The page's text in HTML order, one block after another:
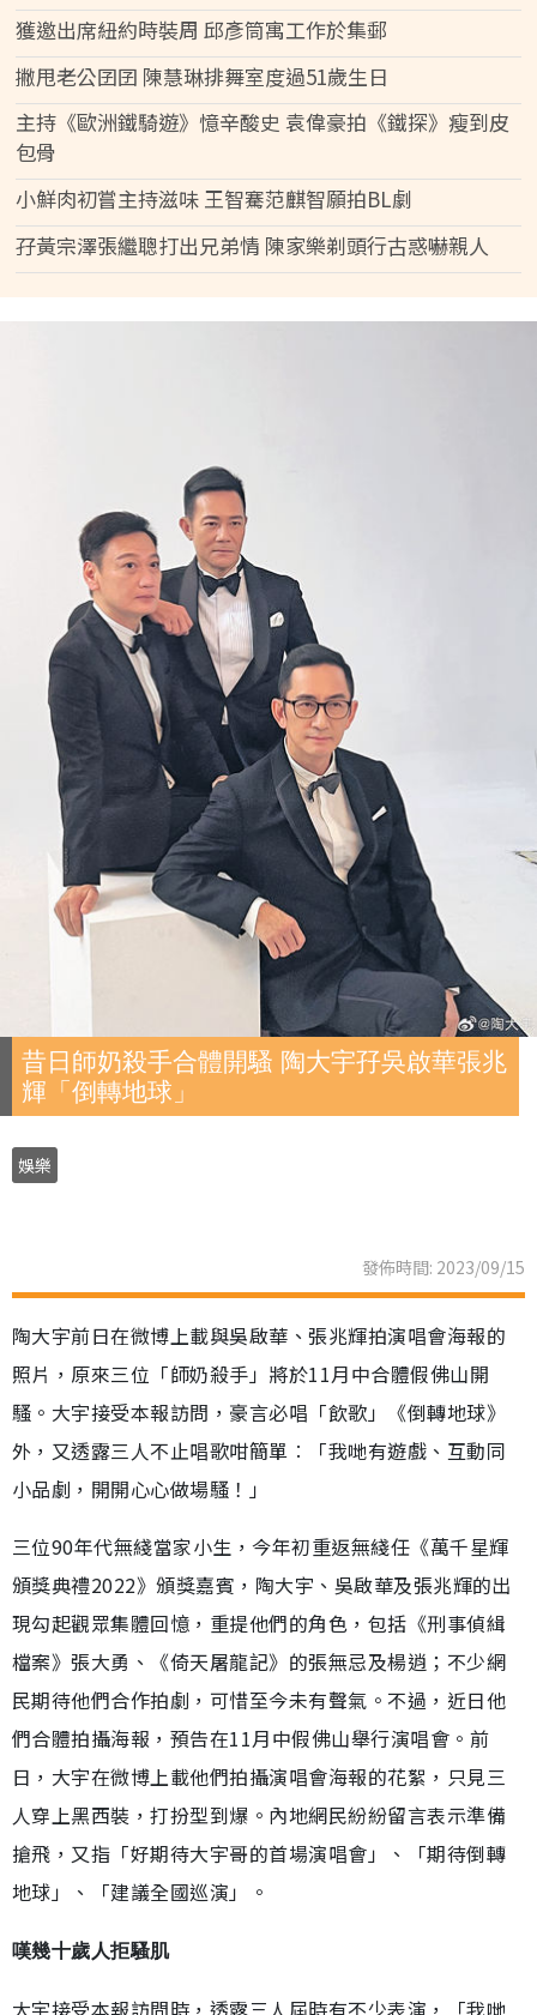
獲邀出席紐約時裝周 邱彥筒寓工作於集郵
撇甩老公囝囝 陳慧琳排舞室度過51歲生日
主持《歐洲鐵騎遊》憶辛酸史 袁偉豪拍《鐵探》瘦到皮
包骨
小鮮肉初嘗主持滋味 王智騫范麒智願拍BL劇
孖黃宗澤張繼聰打出兄弟情 陳家樂剃頭行古惑嚇親人
昔日師奶殺手合體開騷 陶大宇孖吳啟華張兆
輝「倒轉地球」
娛樂
發佈時間: 2023/09/15
陶大宇前日在微博上載與吳啟華、張兆輝拍演唱會海報的
照片，原來三位「師奶殺手」將於11月中合體假佛山開
騷。大宇接受本報訪問，豪言必唱「飲歌」《倒轉地球》
外，又透露三人不止唱歌咁簡單︰「我哋有遊戲、互動同
小品劇，開開心心做場騷！」
三位90年代無綫當家小生，今年初重返無綫任《萬千星輝
頒獎典禮2022》頒獎嘉賓，陶大宇、吳啟華及張兆輝的出
現勾起觀眾集體回憶，重提他們的角色，包括《刑事偵緝
檔案》張大勇、《倚天屠龍記》的張無忌及楊逍；不少網
民期待他們合作拍劇，可惜至今未有聲氣。不過，近日他
們合體拍攝海報，預告在11月中假佛山舉行演唱會。前
日，大宇在微博上載他們拍攝演唱會海報的花絮，只見三
人穿上黑西裝，打扮型到爆。內地網民紛紛留言表示準備
搶飛，又指「好期待大宇哥的首場演唱會」、「期待倒轉
地球」、「建議全國巡演」。
嘆幾十歲人拒騷肌